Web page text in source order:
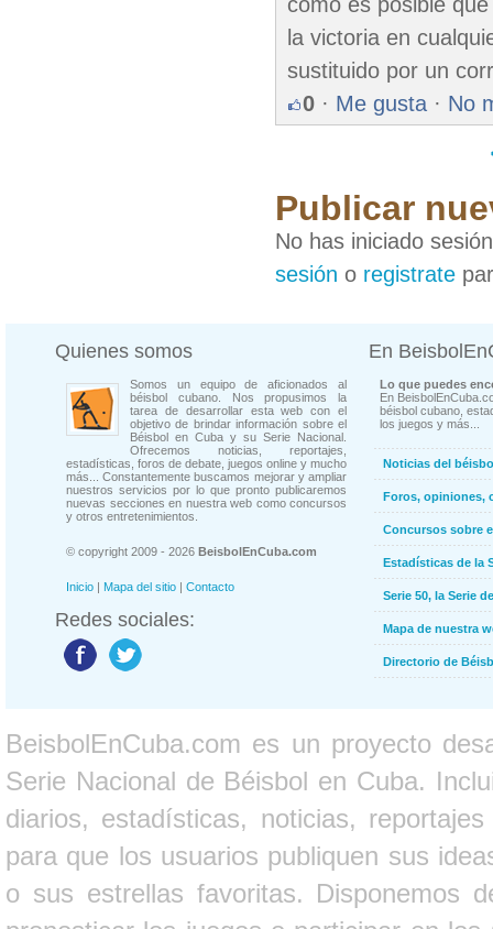
la victoria en
sustituido por un
0 · Me gusta · No
Publicar
No has iniciado
sesión o registrate
Quienes somos
Somos un equipo de aficionados al
béisbol cubano. Nos propusimos la
tarea de desarrollar esta web con el
objetivo de brindar información sobre el
Béisbol en Cuba y su Serie Nacional.
Ofrecemos noticias, reportajes,
estadísticas, foros de debate, juegos online y mucho
más... Constantemente buscamos mejorar y ampliar
nuestros servicios por lo que pronto publicaremos
nuevas secciones en nuestra web como concursos
y otros entretenimientos.
© copyright 2009 - 2026 BeisbolEnCuba.com
Inicio | Mapa del sitio | Contacto
Redes sociales:
En
Lo que puedes
En
béisbol cubano,
los juegos y más...
Noticias del
Foros, opiniones,
Concursos sobre
Estadísticas de la
Serie 50, la Serie
Mapa de nuestra
Directorio de
BeisbolEnCuba.com es un proyecto
Serie Nacional de Béisbol en Cuba.
diarios, estadísticas, noticias,
para que los usuarios publiquen sus
o sus estrellas favoritas. Disponemos